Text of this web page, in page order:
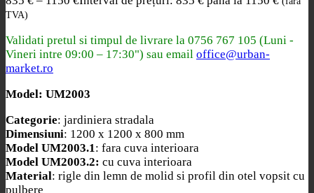
TVA)
Validati pretul si timpul de livrare la 0756 767 105 (Luni -
Vineri intre 09:00 – 17:30") sau email office@urban-
market.ro
Model: UM2003
Categorie: jardiniera stradala
Dimensiuni: 1200 x 1200 x 800 mm
Model UM2003.1: fara cuva interioara
Model UM2003.2: cu cuva interioara
Material: rigle din lemn de molid si profil din otel vopsit cu
pulbere